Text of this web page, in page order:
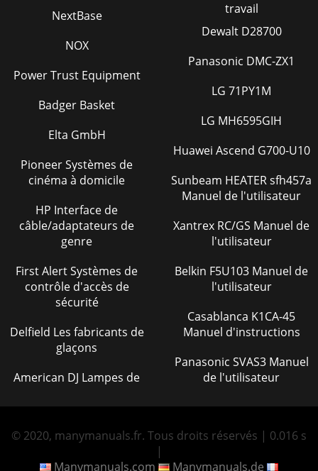
NextBase
NOX
Power Trust Equipment
Badger Basket
Elta GmbH
Pioneer Systèmes de
cinéma à domicile
HP Interface de
câble/adaptateurs de
genre
First Alert Systèmes de
contrôle d'accès de
sécurité
Delfield Les fabricants de
glaçons
American DJ Lampes de
travail
Dewalt D28700
Panasonic DMC-ZX1
LG 71PY1M
LG MH6595GIH
Huawei Ascend G700-U10
Sunbeam HEATER sfh457a
Manuel de l'utilisateur
Xantrex RC/GS Manuel de
l'utilisateur
Belkin F5U103 Manuel de
l'utilisateur
Casablanca K1CA-45
Manuel d'instructions
Panasonic SVAS3 Manuel
de l'utilisateur
© 2020, manymanuals.fr. Tous droits réservés | 0.016 s
|
Manymanuals.com
Manymanuals.de